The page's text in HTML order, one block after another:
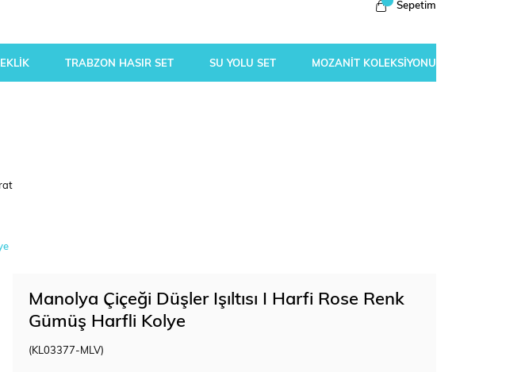
Sepetim
TRABZON HASIR SET SU YOLU SET MOZANİT KOLEKSİYONU
Manolya Çiçeği Düşler Işıltısı I Harfi Rose Renk
Gümüş Harfli Kolye
(KL03377-MLV)